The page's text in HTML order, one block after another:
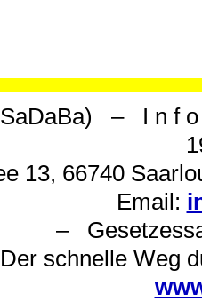
– I n f
13, 66740
Email:
–
Der schnelle Weg